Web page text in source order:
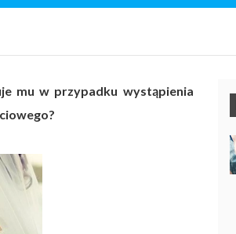
mu w przypadku wystąpienia